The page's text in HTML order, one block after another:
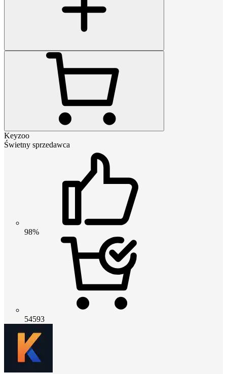
Keyzoo
Świetny sprzedawca
98%
54593